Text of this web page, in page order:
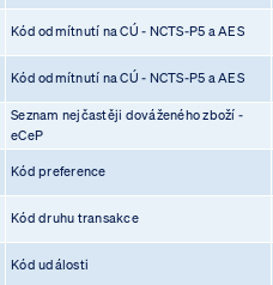
Kód odmítnutí na CÚ - NCTS-P5 a AES
Kód odmítnutí na CÚ - NCTS-P5 a AES
Seznam nejčastěji dováženého zboží -
eCeP
Kód preference
Kód druhu transakce
Kód události